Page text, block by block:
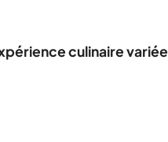
culinaire variée